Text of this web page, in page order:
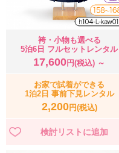
袴・小物も選べる
5泊6日 フルセットレンタル
17,600 円(税込) ～
お家で試着ができる
1泊2日 事前下見レンタル
2,200円(税込)